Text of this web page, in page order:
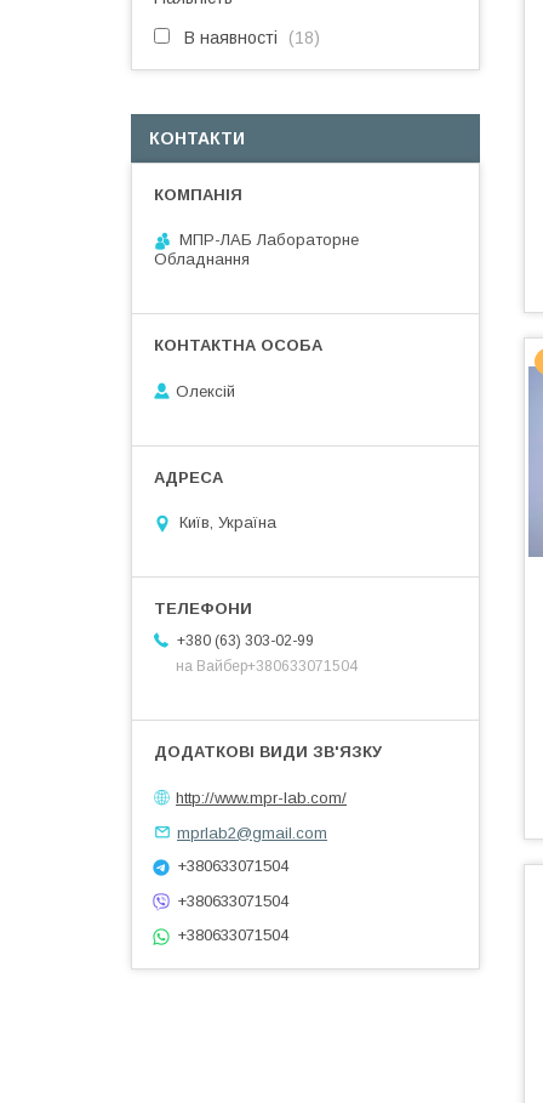
В наявності 18
КОНТАКТИ
МПР-ЛАБ Лабораторне
Обладнання
Олексій
Київ, Україна
+380 (63) 303-02-99
на Вайбер+380633071504
http://www.mpr-lab.com/
mprlab2@gmail.com
+380633071504
+380633071504
+380633071504